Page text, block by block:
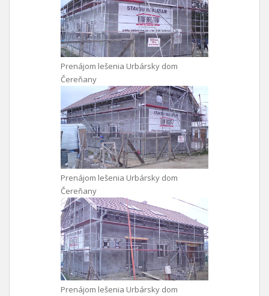
Prenájom lešenia Urbársky dom
Čereňany
Prenájom lešenia Urbársky dom
Čereňany
Prenájom lešenia Urbársky dom